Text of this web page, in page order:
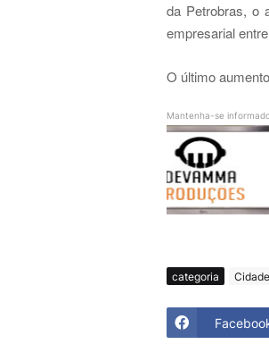
da Petrobras, o
empresarial
O último
Mantenha-se
categoria Cidade